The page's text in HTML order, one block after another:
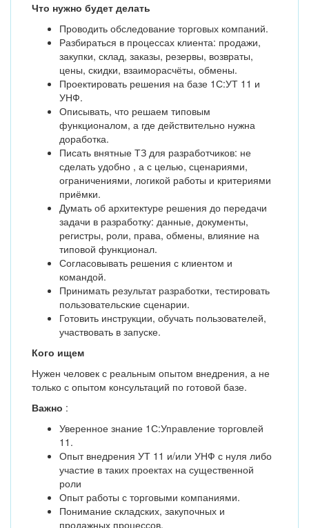
Что нужно будет делать
Проводить обследование торговых компаний.
Разбираться в процессах клиента: продажи,
закупки, склад, заказы, резервы, возвраты,
цены, скидки, взаиморасчёты, обмены.
Проектировать решения на базе 1С:УТ 11 и
УНФ.
Описывать, что решаем типовым
функционалом, а где действительно нужна
доработка.
Писать внятные ТЗ для разработчиков: не
сделать удобно , а с целью, сценариями,
ограничениями, логикой работы и критериями
приёмки.
Думать об архитектуре решения до передачи
задачи в разработку: данные, документы,
регистры, роли, права, обмены, влияние на
типовой функционал.
Согласовывать решения с клиентом и
командой.
Принимать результат разработки, тестировать
пользовательские сценарии.
Готовить инструкции, обучать пользователей,
участвовать в запуске.
Кого ищем
Нужен человек с реальным опытом внедрения, а не
только с опытом консультаций по готовой базе.
Важно :
Уверенное знание 1С:Управление торговлей
11.
Опыт внедрения УТ 11 и/или УНФ с нуля либо
участие в таких проектах на существенной
роли
Опыт работы с торговыми компаниями.
Понимание складских, закупочных и
продажных процессов.